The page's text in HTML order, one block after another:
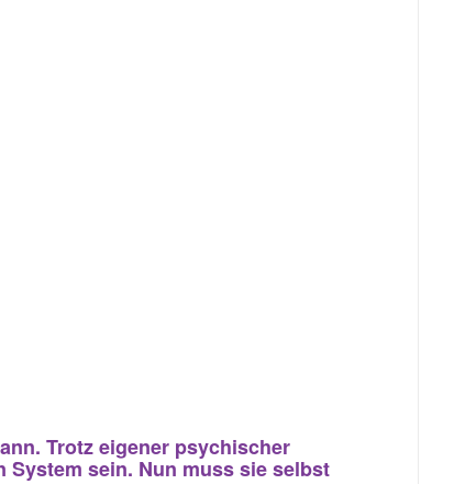
Trotz eigener psychischer
sein. Nun muss sie selbst